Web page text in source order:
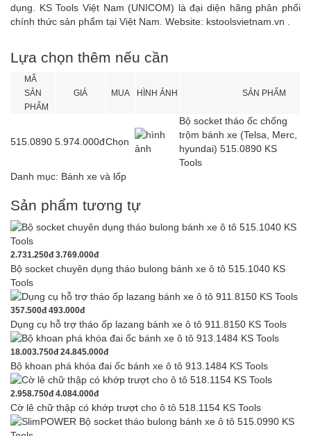
dụng. KS Tools Việt Nam (UNICOM) là đại diện hãng phân phối
chính thức sản phẩm tại Việt Nam. Website: kstoolsvietnam.vn .
Lựa chọn thêm nếu cần
MÃ
SẢN
PHẨM
GIÁ MUA HÌNH ẢNH SẢN PHẨM
515.0890 5.974.000đChọn
Bộ socket tháo ốc chống
trộm bánh xe (Telsa, Merc,
hyundai) 515.0890 KS
Tools
Danh mục: Bánh xe và lốp
Sản phẩm tương tự
2.731.250đ3.769.000đ
Bộ socket chuyên dụng tháo bulong bánh xe ô tô 515.1040 KS
Tools
357.500đ493.000đ
Dụng cụ hỗ trợ tháo ốp lazang bánh xe ô tô 911.8150 KS Tools
18.003.750đ24.845.000đ
Bộ khoan phá khóa đai ốc bánh xe ô tô 913.1484 KS Tools
2.958.750đ4.084.000đ
Cờ lê chữ thập có khớp trượt cho ô tô 518.1154 KS Tools